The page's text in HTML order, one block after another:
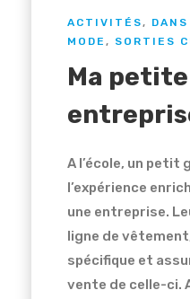
ACTIVITÉS ,
MODE , SORTIES
Ma petite
A l’école, un petit
l’expérience
une entreprise.
ligne de
spécifique et
vente de celle-ci.